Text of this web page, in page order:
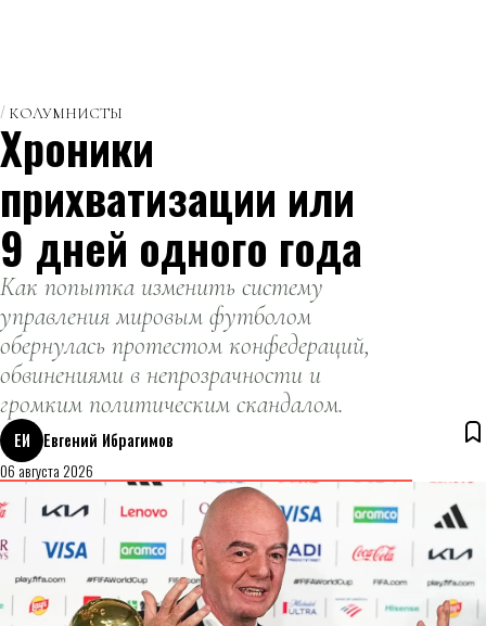
КОЛУМНИСТЫ
Хроники
прихватизации или
9 дней одного года
Как попытка изменить систему
управления мировым футболом
обернулась протестом конфедераций,
обвинениями в непрозрачности и
громким политическим скандалом.
ЕИ
Евгений Ибрагимов
06 августа 2026